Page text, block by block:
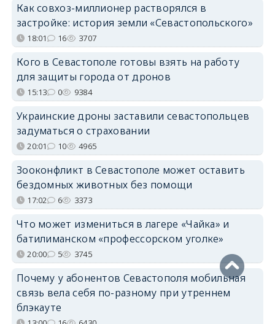
Как совхоз-миллионер растворялся в
застройке: история земли «Севастопольского»
18:01 16 3707
Кого в Севастополе готовы взять на работу
для защиты города от дронов
15:13 0 9384
Украинские дроны заставили севастопольцев
задуматься о страховании
20:01 10 4965
Зооконфликт в Севастополе может оставить
бездомных животных без помощи
17:02 6 3373
Что может измениться в лагере «Чайка» и
батилиманском «профессорском уголке»
20:00 5 3745
Почему у абонентов Севастополя мобильная
связь вела себя по-разному при утреннем
блэкауте